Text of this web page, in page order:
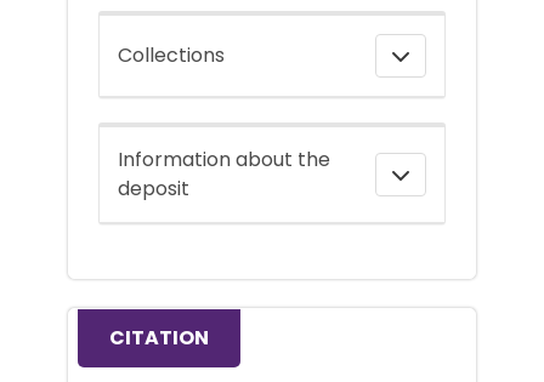
Collections
Information about the
deposit
CITATION